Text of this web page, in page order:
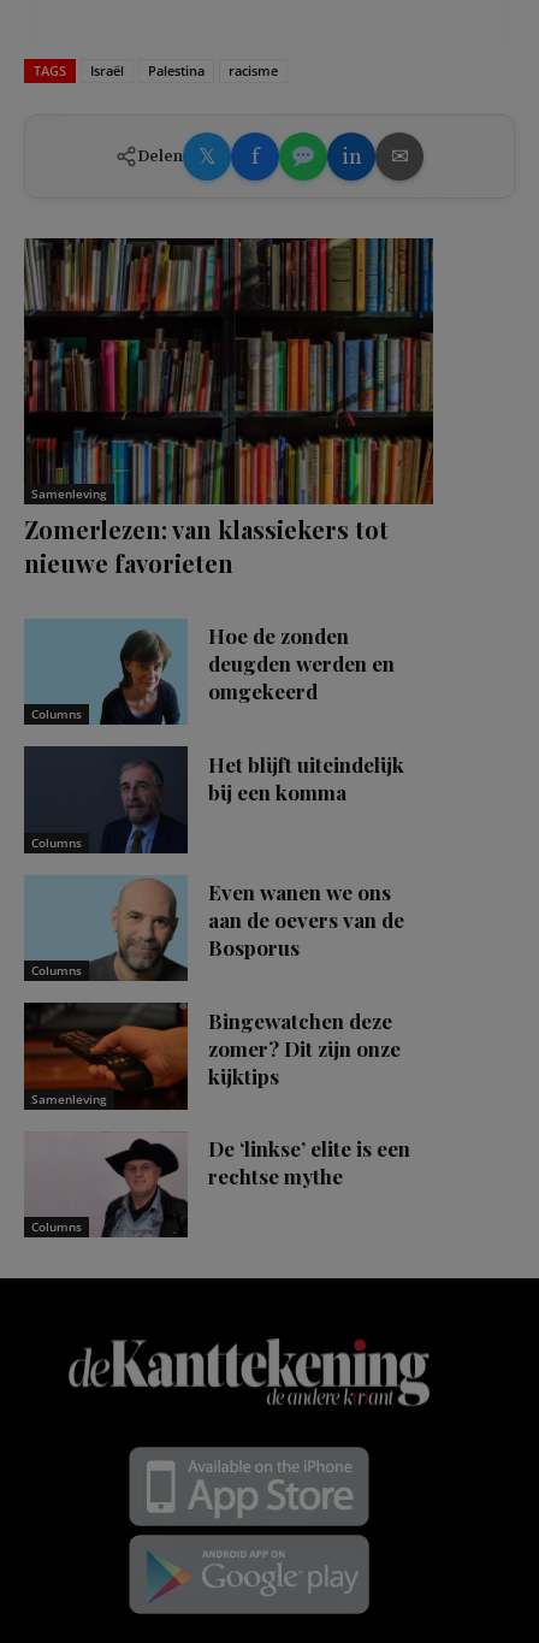
TAGS Israël Palestina racisme
Delen 𝕏 f in ✉
Samenleving
Zomerlezen: van klassiekers tot
nieuwe favorieten
Columns
Hoe de zonden
deugden werden en
omgekeerd
Columns
Het blijft uiteindelijk
bij een komma
Columns
Even wanen we ons
aan de oevers van de
Bosporus
Samenleving
Bingewatchen deze
zomer? Dit zijn onze
kijktips
Columns
De ‘linkse’ elite is een
rechtse mythe